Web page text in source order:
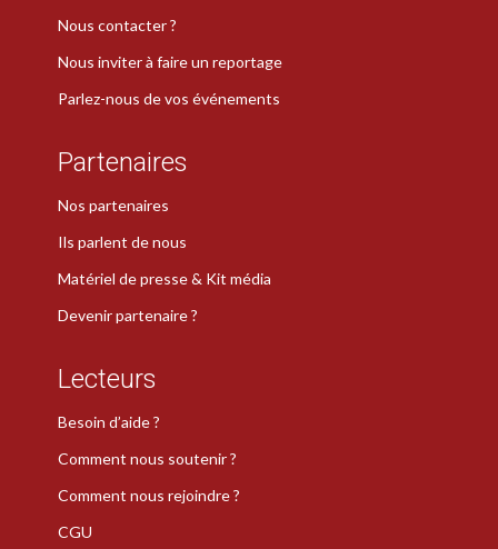
Nous contacter ?
Nous inviter à faire un reportage
Parlez-nous de vos événements
Partenaires
Nos partenaires
Ils parlent de nous
Matériel de presse & Kit média
Devenir partenaire ?
Lecteurs
Besoin d’aide ?
Comment nous soutenir ?
Comment nous rejoindre ?
CGU